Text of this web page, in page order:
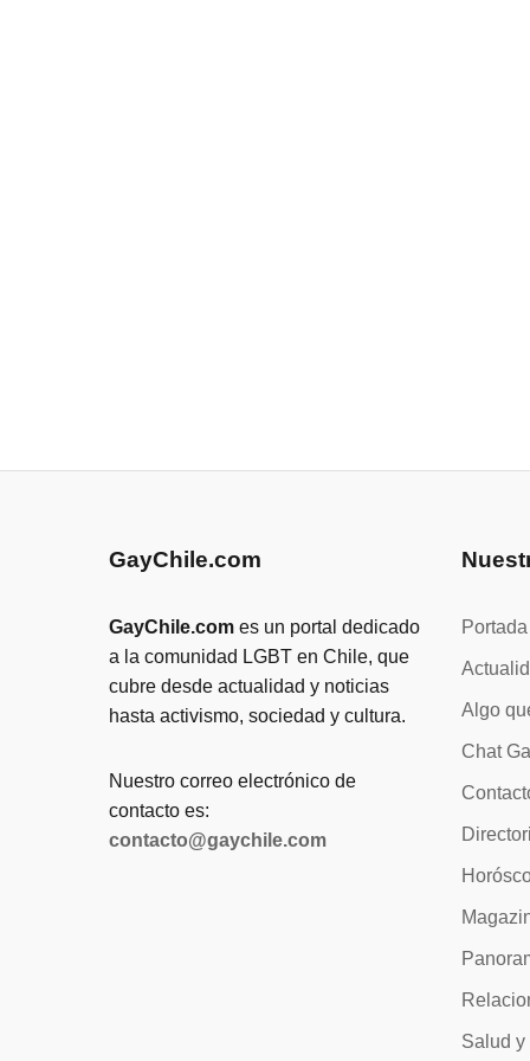
GayChile.com
GayChile.com es un portal dedicado
a la comunidad LGBT en Chile, que
cubre desde actualidad y noticias
hasta activismo, sociedad y cultura.
Nuestro correo electrónico de
contacto es:
contacto@gaychile.com
Portada
Algo
Chat
Salud y